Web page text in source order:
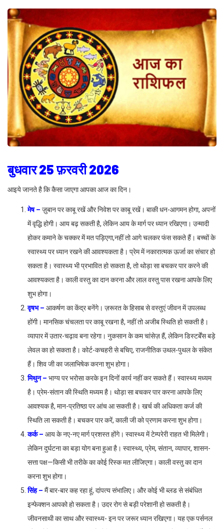
बुधवार 25 फ़रवरी 2026
आइये जानते है कि कैसा जाएगा आपका आज का दिन।
मेष – ज़ुबान पर काबू रखें और निवेश पर काबू रखें। बाकी धन-आगमन होगा, अपनों
में वृद्धि होगी। आय बढ़ सकती है, लेकिन आय के मार्ग पर ध्यान रखिएगा। उन्मादी
होकर कमाने के चक्कर में मत पड़िएगा,नहीं तो आगे चलकर फंस सकते हैं। बच्चों के
स्वास्थ्य पर ध्यान रखने की आवश्यकता है। प्रेम में नकारात्मक ऊर्जा का संचार हो
सकता है। स्वास्थ्य भी प्रभावित हो सकता है, तो थोड़ा सा बचकर पार करने की
आवश्यकता है। काली वस्तु का दान करना और लाल वस्तु पास रखना आपके लिए
शुभ होगा।
वृषभ – आकर्षण का केंद्र बनेंगे। ज़रूरत के हिसाब से वस्तुएं जीवन में उपलब्ध
होंगी। मानसिक चंचलता पर काबू रखना है, नहीं तो अजीब स्थिति हो सकती है।
व्यापार में उतार-चढ़ाव बना रहेगा। नुकसान के कम चांसेज़ हैं, लेकिन डिस्टर्बेंस बड़े
लेवल का हो सकता है। कोर्ट-कचहरी से बचिए, राजनीतिक उथल-पुथल के संकेत
हैं। शिव जी का जलाभिषेक करना शुभ होगा।
मिथुन – भाग्य पर भरोसा करके इन दिनों कार्य नहीं कर सकते हैं। स्वास्थ्य मध्यम
है। प्रेम-संतान की स्थिति मध्यम है। थोड़ा सा बचकर पार करना आपके लिए
आवश्यक है, मान-प्रतिष्ठा पर आंच आ सकती है। खर्च की अधिकता कर्ज की
स्थिति ला सकती है। बचकर पार करें, काली जी को प्रणाम करना शुभ होगा।
कर्क – आय के नए-नए मार्ग प्रशस्त होंगे। स्वास्थ्य में टेम्परेरी राहत भी मिलेगी।
लेकिन दुर्घटना का बड़ा योग बना हुआ है। स्वास्थ्य, प्रेम, संतान, व्यापार, शासन-
सत्ता पक्ष—किसी भी तरीके का कोई रिस्क मत लीजिएगा। काली वस्तु का दान
करना शुभ होगा।
सिंह – मैं बार-बार कह रहा हूं, दांपत्य संभालिए। और कोई भी ब्लड से संबंधित
इन्फेक्शन आपको हो सकता है। उदर रोग से बड़ी परेशानी हो सकती है।
जीवनसाथी का साथ और स्वास्थ्य- इन पर जरूर ध्यान रखिएगा। यह एक पर्सनल